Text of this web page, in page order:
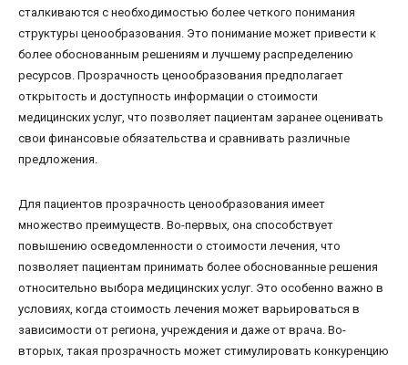
сталкиваются с необходимостью более четкого понимания
структуры ценообразования. Это понимание может привести к
более обоснованным решениям и лучшему распределению
ресурсов. Прозрачность ценообразования предполагает
открытость и доступность информации о стоимости
медицинских услуг, что позволяет пациентам заранее оценивать
свои финансовые обязательства и сравнивать различные
предложения.
Для пациентов прозрачность ценообразования имеет
множество преимуществ. Во-первых, она способствует
повышению осведомленности о стоимости лечения, что
позволяет пациентам принимать более обоснованные решения
относительно выбора медицинских услуг. Это особенно важно в
условиях, когда стоимость лечения может варьироваться в
зависимости от региона, учреждения и даже от врача. Во-
вторых, такая прозрачность может стимулировать конкуренцию